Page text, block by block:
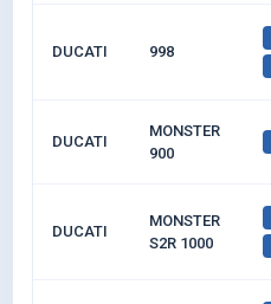
DUCATI 998
DUCATI
MONSTER
900
DUCATI
MONSTER
S2R 1000